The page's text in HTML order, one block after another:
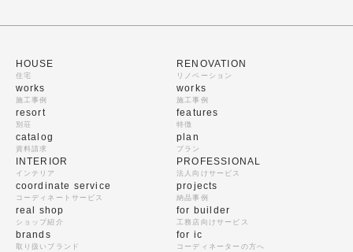
HOUSE
住宅
works
施工事例
resort
別荘
catalog
資料請求
RENOVATION
リノベーション
works
施工事例
features
特徴
plan
プラン
INTERIOR
インテリア
coordinate service
コーディネートサービス
real shop
ショップ紹介
brands
取り扱いブランド
PROFESSIONAL
法人向けサービス
projects
納品事例
for builder
工務店向けサービス
for ic
コーディネーターの方へ